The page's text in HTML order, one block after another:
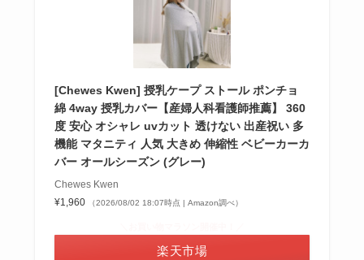
[Chewes Kwen] 授乳ケープ ストール ポンチョ
綿 4way 授乳カバー【産婦人科看護師推薦】 360
度 安心 オシャレ uvカット 透けない 出産祝い 多
機能 マタニティ 人気 大きめ 伸縮性 ベビーカーカ
バー オールシーズン (グレー)
Chewes Kwen
¥1,960
（2026/08/02 18:07時点 | Amazon調べ）
楽天市場